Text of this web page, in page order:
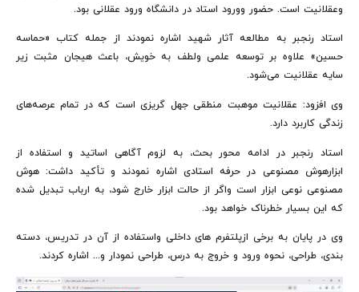
وعقلانیت است. حضور وورود استاد در دانشگاه ورود عقلانی بود.
استاد رنجبر به مطالعه آثار شهید اشاره نمودند از جمله کتاب «حماسه
حسین» علاوه بر توسعه علمی ولطف به خویش، باعث هیجان مثبت زیر
سایه عقلانیت می‌شود.
وی افزود: عقلانیت موهبت منطقی جهل گریزی است که در تمام عرصه‌های
زندگی کاربرد دارد.
استاد رنجبر در ادامه محور بحث، به لزوم آگاهی اساتید و استفاده از
ابزارهوش مصنوعی در حرفه استادی اشاره نمودند و تأکید داشت: هوش
مصنوعی نوعی ابزار است واگر از حالت ابزار خارج شود، به ارباب تبدیل شده
که این بسیار خطرناک خواهد بود.
وی در پایان به برخی ازپلتفرم های داخلی واستفاده از آن در تدریس، دسته
بندی، طراحی، نحوه ورود و خروج به درس، طراحی نمودار و... اشاره کردند.